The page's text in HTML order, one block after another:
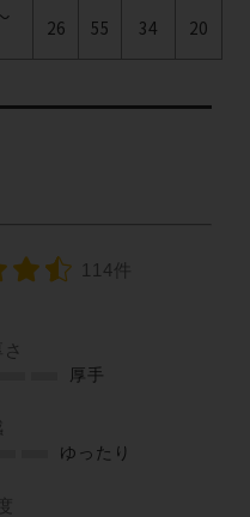
26 55 34 20
114件
さ
厚手
ゆったり